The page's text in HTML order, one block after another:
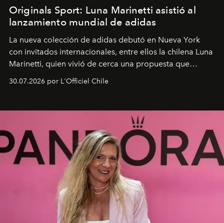
Originals Sport: Luna Marinetti asistió al
lanzamiento mundial de adidas
La nueva colección de adidas debutó en Nueva York
con invitados internacionales, entre ellos la chilena Luna
Marinetti, quien vivió de cerca una propuesta que
fusiona moda y rendimiento.
30.07.2026 por L'Officiel Chile